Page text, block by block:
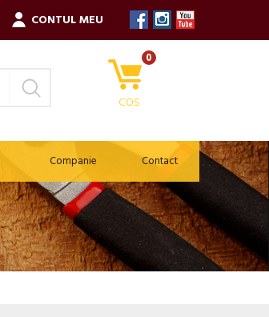
CONTUL MEU
0
COS
Companie Contact